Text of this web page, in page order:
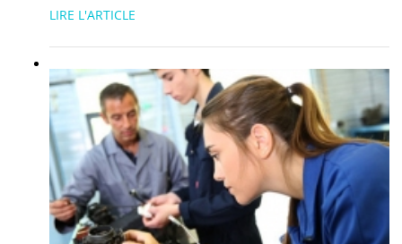
LIRE L'ARTICLE